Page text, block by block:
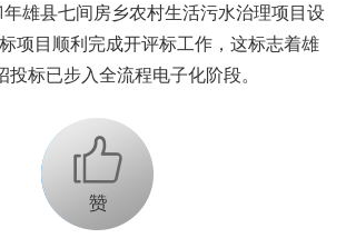
雄县七间房乡农村生活污水治理项目设
项目顺利完成开评标工作，这标志着雄
标已步入全流程电子化阶段。
+1